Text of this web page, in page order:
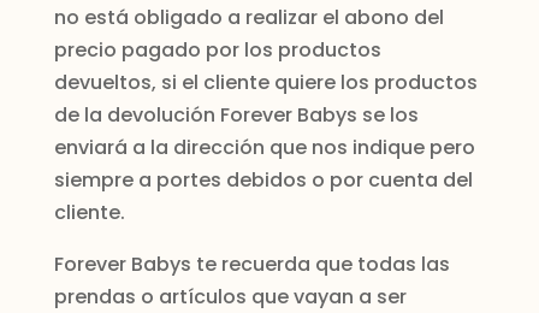
no está obligado a realizar el abono del
precio pagado por los productos
devueltos, si el cliente quiere los productos
de la devolución Forever Babys se los
enviará a la dirección que nos indique pero
siempre a portes debidos o por cuenta del
cliente.
Forever Babys te recuerda que todas las
prendas o artículos que vayan a ser